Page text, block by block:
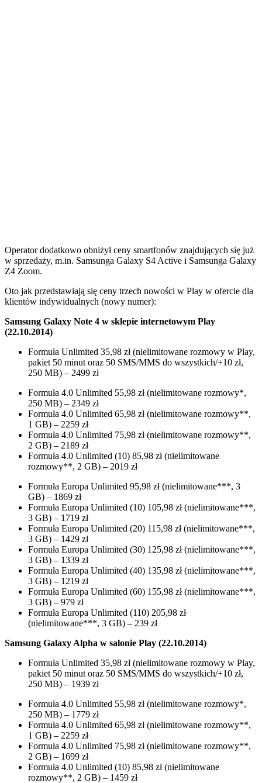
Operator dodatkowo obniżył ceny smartfonów znajdujących się już
w sprzedaży, m.in. Samsunga Galaxy S4 Active i Samsunga Galaxy
Z4 Zoom.
Oto jak przedstawiają się ceny trzech nowości w Play w ofercie dla
klientów indywidualnych (nowy numer):
Samsung Galaxy Note 4 w sklepie internetowym Play
(22.10.2014)
Formuła Unlimited 35,98 zł (nielimitowane rozmowy w Play,
pakiet 50 minut oraz 50 SMS/MMS do wszystkich/+10 zł,
250 MB) – 2499 zł
Formuła 4.0 Unlimited 55,98 zł (nielimitowane rozmowy*,
250 MB) – 2349 zł
Formuła 4.0 Unlimited 65,98 zł (nielimitowane rozmowy**,
1 GB) – 2259 zł
Formuła 4.0 Unlimited 75,98 zł (nielimitowane rozmowy**,
2 GB) – 2189 zł
Formuła 4.0 Unlimited (10) 85,98 zł (nielimitowane
rozmowy**, 2 GB) – 2019 zł
Formuła Europa Unlimited 95,98 zł (nielimitowane***, 3
GB) – 1869 zł
Formuła Europa Unlimited (10) 105,98 zł (nielimitowane***,
3 GB) – 1719 zł
Formuła Europa Unlimited (20) 115,98 zł (nielimitowane***,
3 GB) – 1429 zł
Formuła Europa Unlimited (30) 125,98 zł (nielimitowane***,
3 GB) – 1339 zł
Formuła Europa Unlimited (40) 135,98 zł (nielimitowane***,
3 GB) – 1219 zł
Formuła Europa Unlimited (60) 155,98 zł (nielimitowane***,
3 GB) – 979 zł
Formuła Europa Unlimited (110) 205,98 zł
(nielimitowane***, 3 GB) – 239 zł
Samsung Galaxy Alpha w salonie Play (22.10.2014)
Formuła Unlimited 35,98 zł (nielimitowane rozmowy w Play,
pakiet 50 minut oraz 50 SMS/MMS do wszystkich/+10 zł,
250 MB) – 1939 zł
Formuła 4.0 Unlimited 55,98 zł (nielimitowane rozmowy*,
250 MB) – 1779 zł
Formuła 4.0 Unlimited 65,98 zł (nielimitowane rozmowy**,
1 GB) – 2259 zł
Formuła 4.0 Unlimited 75,98 zł (nielimitowane rozmowy**,
2 GB) – 1699 zł
Formuła 4.0 Unlimited (10) 85,98 zł (nielimitowane
rozmowy**, 2 GB) – 1459 zł